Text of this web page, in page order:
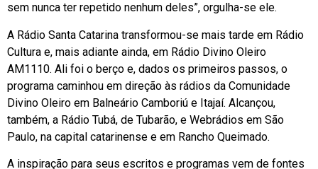
sem nunca ter repetido nenhum deles”, orgulha-se ele.
A Rádio Santa Catarina transformou-se mais tarde em Rádio
Cultura e, mais adiante ainda, em Rádio Divino Oleiro
AM1110. Ali foi o berço e, dados os primeiros passos, o
programa caminhou em direção às rádios da Comunidade
Divino Oleiro em Balneário Camboriú e Itajaí. Alcançou,
também, a Rádio Tubá, de Tubarão, e Webrádios em São
Paulo, na capital catarinense e em Rancho Queimado.
A inspiração para seus escritos e programas vem de fontes